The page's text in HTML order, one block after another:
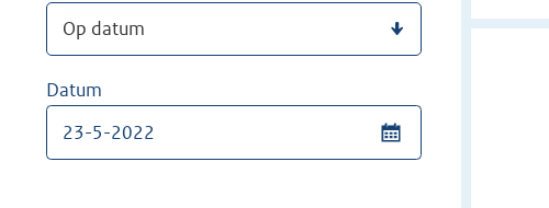
Datum